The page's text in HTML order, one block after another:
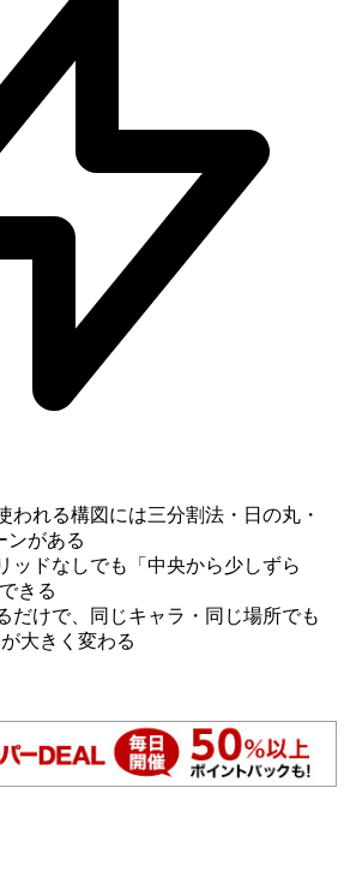
われる構図には三分割法・日の丸・
ンがある
ッドなしでも「中央から少しずら
きる
だけで、同じキャラ・同じ場所でも
大きく変わる